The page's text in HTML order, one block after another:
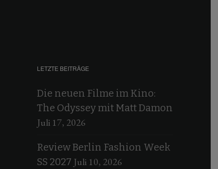
LETZTE BEITRÄGE
Die neuen Filme im Kino:
The Odyssey mit Matt Damon
Juli 17, 2026
Review Berlin Fashion Week
SS 2027 Juli 10, 2026